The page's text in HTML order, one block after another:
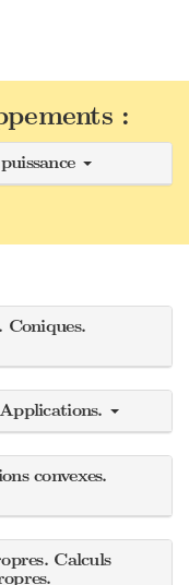
:
Coniques.
convexes.
Calculs